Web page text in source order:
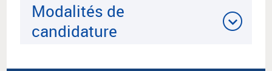
Modalités de
candidature